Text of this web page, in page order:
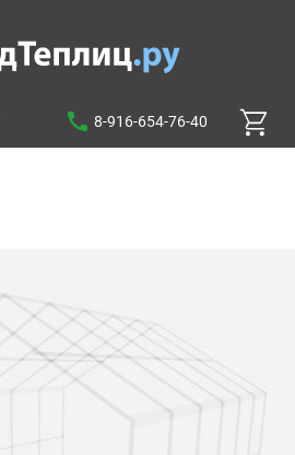
8-916-654-76-40